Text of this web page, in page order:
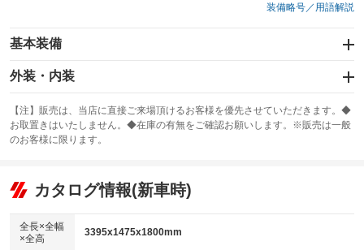
装備略号／用語解説
基本装備
エアバッグ：運転席/助手席/サイド
：装備あり
：装備なし
サンルーフ
：装備なし ABS
リフトアップ
：装備なし
：装備あり
パワーウィンドウ
外装・内装
カーナビ：メモリーナビ他
：装備あり
TV：フルセグ
：装備あり
ビジュアル：-／DVD再生
：装備あり
アルミホイール：15インチ
：装備あり
【注】販売は、当店に直接ご来場頂けるお客様を優先させていただきます。◆
お取置きはいたしません。◆在庫の有無をご確認お願いします。※販売は一般
のお客様に限ります。
カタログ情報(新車時)
全長×全幅
×全高
3395x1475x1800mm